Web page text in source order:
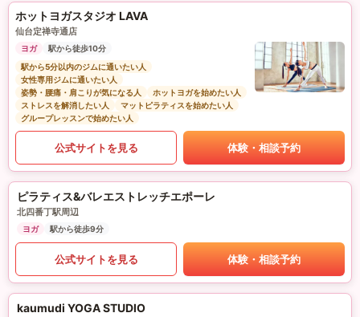
ホットヨガスタジオ LAVA
仙台定禅寺通店
ヨガ
駅から徒歩10分
駅から5分以内のジムに通いたい人
女性専用ジムに通いたい人
姿勢・腰痛・肩こりが気になる人
ホットヨガを始めたい人
ストレスを解消したい人
マットピラティスを始めたい人
グループレッスンで始めたい人
公式サイトを見る 体験・相談予約
ピラティス&バレエストレッチエポーレ
北四番丁駅周辺
ヨガ 駅から徒歩9分
公式サイトを見る 体験・相談予約
kaumudi YOGA STUDIO